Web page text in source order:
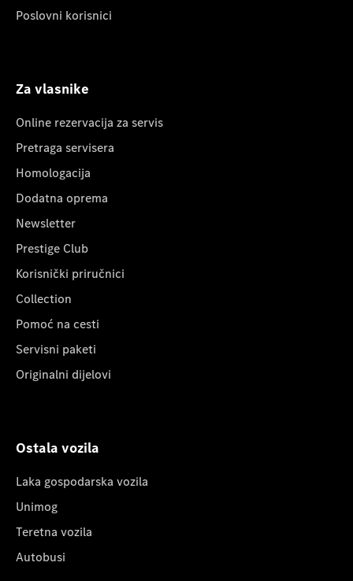
Poslovni korisnici
Za vlasnike
Online rezervacija za servis
Pretraga servisera
Homologacija
Dodatna oprema
Newsletter
Prestige Club
Korisnički priručnici
Collection
Pomoć na cesti
Servisni paketi
Originalni dijelovi
Ostala vozila
Laka gospodarska vozila
Unimog
Teretna vozila
Autobusi